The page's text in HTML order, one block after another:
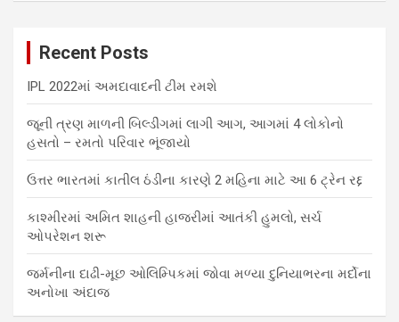
Recent Posts
IPL 2022માં અમદાવાદની ટીમ રમશે
જૂની ત્રણ માળની બિલ્ડીંગમાં લાગી આગ, આગમાં 4 લોકોનો
હસતો – રમતો પરિવાર ભૂંજાયો
ઉત્તર ભારતમાં કાતીલ ઠંડીના કારણે 2 મહિના માટે આ 6 ટ્રેન રદ્દ
કાશ્મીરમાં અમિત શાહની હાજરીમાં આતંકી હુમલો, સર્ચ
ઓપરેશન શરૂ
જર્મનીના દાઢી-મૂછ ઓલિમ્પિકમાં જોવા મળ્યા દુનિયાભરના મર્દોના
અનોખા અંદાજ